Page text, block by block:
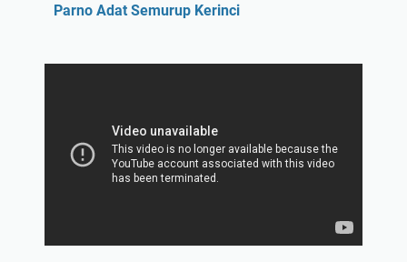
Parno Adat Semurup Kerinci